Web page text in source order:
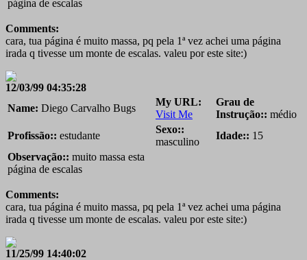
página de escalas
Comments:
cara, tua página é muito massa, pq pela 1ª vez achei uma página
irada q tivesse um monte de escalas. valeu por este site:)
12/03/99 04:35:28
Name: Diego Carvalho Bugs
My URL:
Visit Me
Grau de
Instrução:: médio
Profissão:: estudante
Sexo::
masculino
Idade:: 15
Observação:: muito massa esta
página de escalas
Comments:
cara, tua página é muito massa, pq pela 1ª vez achei uma página
irada q tivesse um monte de escalas. valeu por este site:)
11/25/99 14:40:02